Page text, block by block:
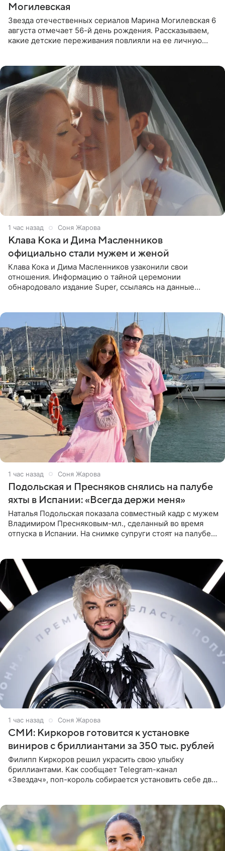
Могилевская
Звезда отечественных сериалов Марина Могилевская 6
августа отмечает 56-й день рождения. Рассказываем,
какие детские переживания повлияли на ее личную
1 час назад Соня Жарова
Клава Кока и Дима Масленников
официально стали мужем и женой
Клава Кока и Дима Масленников узаконили свои
отношения. Информацию о тайной церемонии
обнародовало издание Super, ссылаясь на данные
1 час назад Соня Жарова
Подольская и Пресняков снялись на палубе
яхты в Испании: «Всегда держи меня»
Наталья Подольская показала совместный кадр с мужем
Владимиром Пресняковым-мл., сделанный во время
отпуска в Испании. На снимке супруги стоят на палубе
1 час назад Соня Жарова
СМИ: Киркоров готовится к установке
виниров с бриллиантами за 350 тыс. рублей
Филипп Киркоров решил украсить свою улыбку
бриллиантами. Как сообщает Telegram-канал
«Звездач», поп-король собирается установить себе два